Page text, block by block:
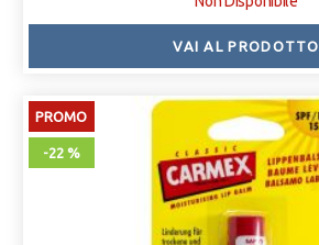
VAI AL PRODOTTO
PROMO
-22 %